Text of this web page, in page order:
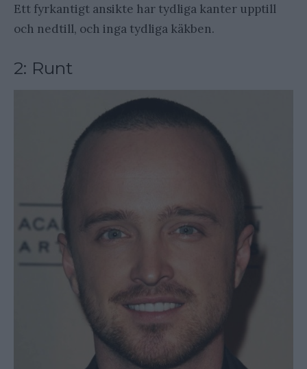
Ett fyrkantigt ansikte har tydliga kanter upptill
och nedtill, och inga tydliga käkben.
2: Runt